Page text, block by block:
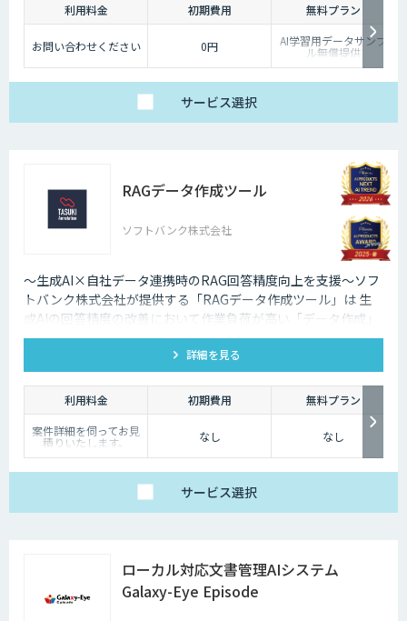
利用料金 初期費用 無料プラン
お問い合わせください 0円 AI学習用データサンプ
ル無償提供
サービス選択
RAGデータ作成ツール
ソフトバンク株式会社
～生成AI×自社データ連携時のRAG回答精度向上を支援～ソフ
トバンク株式会社が提供する「RAGデータ作成ツール」は 生
成AIの回答精度の改善において作業負荷が高い「データ作成」
や「回答精度評価」を ワンストップで効率化し、回答精度の向
詳細を見る
利用料金 初期費用
無料プラン
案件詳細を伺ってお見
積りいたします。 なし なし
サービス選択
ローカル対応文書管理AIシステム
Galaxy-Eye Episode